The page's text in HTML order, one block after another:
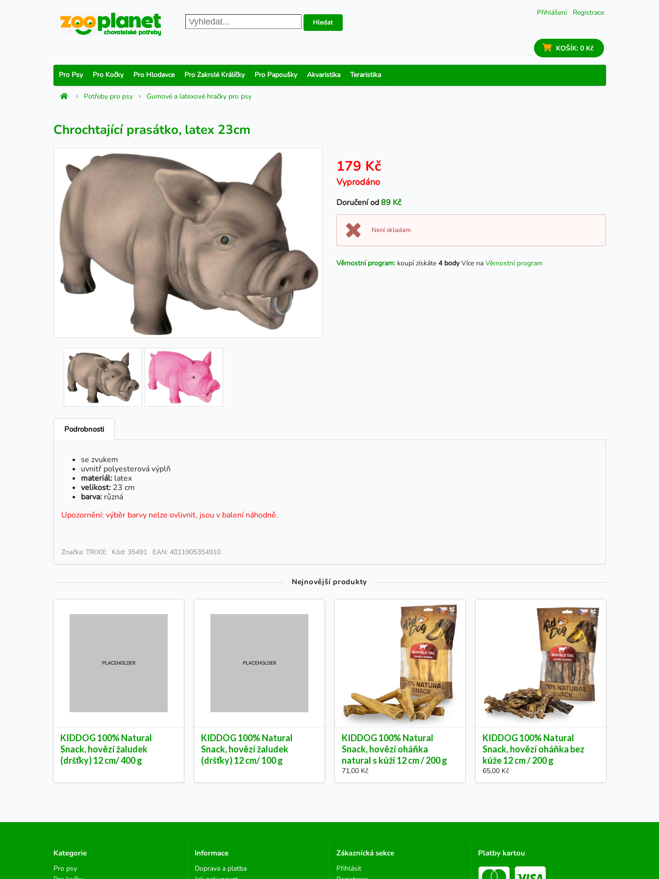
Přihlášení Registrace
Hledat
KOŠÍK: 0 Kč
Pro Psy Pro Kočky Pro Hlodavce Pro Zakrslé Králíčky Pro Papoušky Akvaristika Teraristika
Potřeby pro psy Gumové a latexové hračky pro psy
Chrochtající prasátko, latex 23cm
179 Kč
Vyprodáno
Doručení od89 Kč
Není skladam
Věrnostní program: koupí získáte 4 bodyVíce na Věrnostní program
Podrobnosti
se zvukem
uvnitř polyesterová výplň
materiál:latex
velikost:23 cm
barva:různá
Upozornění: výběr barvy nelze ovlivnit, jsou v balení náhodně.
Značka: TRIXIE Kód: 35491 EAN: 4011905354910
Nejnovější produkty
KIDDOG 100% Natural
Snack, hovězí žaludek
(dršťky) 12 cm/ 400 g
KIDDOG 100% Natural
Snack, hovězí žaludek
(dršťky) 12 cm/ 100 g
KIDDOG 100% Natural
Snack, hovězí oháňka
natural s kůží 12 cm / 200 g
71,00 Kč
KIDDOG 100% Natural
Snack, hovězí oháňka bez
kůže 12 cm / 200 g
65,00 Kč
Kategorie
Pro psy
Informace
Doprava a platba
Zákaznícká sekce
Přihlásit
Platby kartou